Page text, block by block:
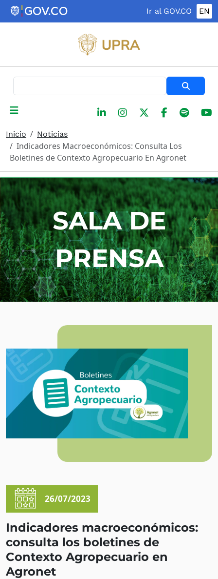
Pasar al contenido principal
Ir al GOV.CO EN
Inicio Noticias
Indicadores Macroeconómicos: Consulta Los
Boletines de Contexto Agropecuario En Agronet
SALA DE
PRENSA
26/07/2023
Indicadores macroeconómicos:
consulta los boletines de
Contexto Agropecuario en
Agronet